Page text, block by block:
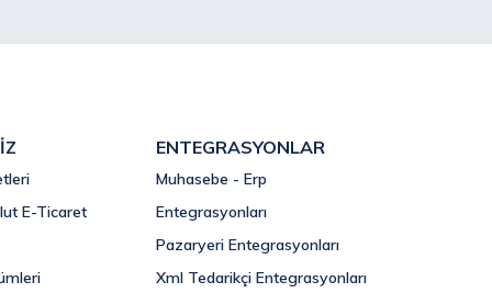
E-Ticaret
ENTEGRASYONLAR
Muhasebe - Erp
Entegrasyonları
Pazaryeri Entegrasyonları
Xml Tedarikçi Entegrasyonları